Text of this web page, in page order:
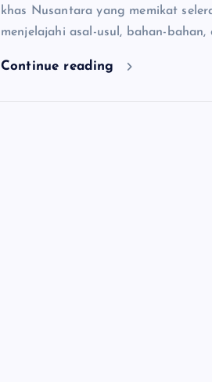
khas Nusantara yang memikat
menjelajahi asal-usul, bahan-
Continue reading